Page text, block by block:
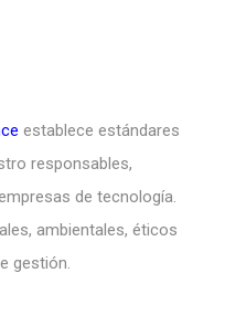
establece estándares
responsables,
de tecnología.
ambientales, éticos
gestión.